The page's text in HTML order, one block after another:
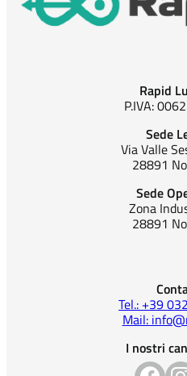
Rapid
P.IVA:
Sede
Via Valle
28891
Sede
Zona
28891
Tel.: +39
Mail:
I nostri